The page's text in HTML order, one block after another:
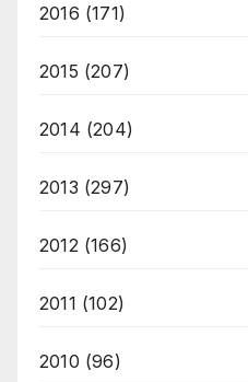
2016 (171)
2015 (207)
2014 (204)
2013 (297)
2012 (166)
2011 (102)
2010 (96)